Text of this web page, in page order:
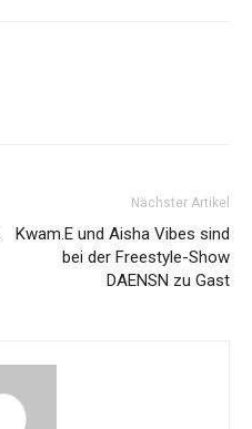
Nächster Artikel
Kwam.E und Aisha Vibes sind
bei der Freestyle-Show
DAENSN zu Gast